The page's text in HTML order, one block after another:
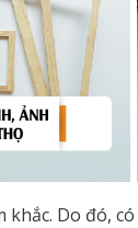
khắc. Do đó,